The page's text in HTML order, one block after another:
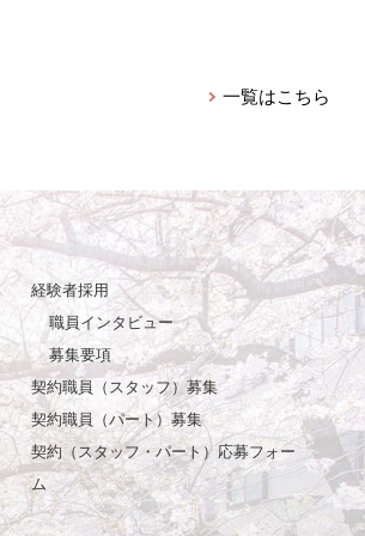
一覧はこちら
経験者採用
職員インタビュー
募集要項
契約職員（スタッフ）募集
契約職員（パート）募集
契約（スタッフ・パート）応募フォー
ム